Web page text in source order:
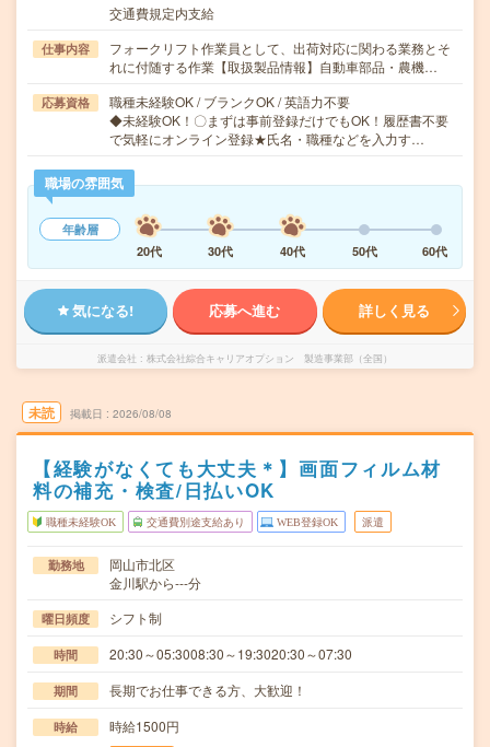
交通費規定内支給
仕事内容
フォークリフト作業員として、出荷対応に関わる業務とそ
れに付随する作業【取扱製品情報】自動車部品・農機…
応募資格
職種未経験OK / ブランクOK / 英語力不要
◆未経験OK！〇まずは事前登録だけでもOK！履歴書不要
で気軽にオンライン登録★氏名・職種などを入力す…
職場の雰囲気
年齢層
20代
30代 40代 50代 60代
気になる! 応募へ進む 詳しく見る
派遣会社 株式会社綜合キャリアオプション 製造事業部（全国）
未読 掲載日 2026/08/08
【経験がなくても大丈夫＊】画面フィルム材
料の補充・検査/日払いOK
職種未経験OK 交通費別途支給あり WEB登録OK 派遣
勤務地
岡山市北区
金川駅から---分
曜日頻度 シフト制
時間 20:30～05:3008:30～19:3020:30～07:30
期間 長期でお仕事できる方、大歓迎！
時給 時給1500円